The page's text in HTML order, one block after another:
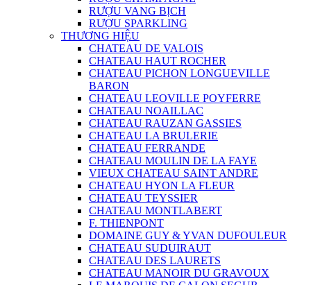
RƯỢU VANG BỊCH
RƯỢU SPARKLING
THƯƠNG HIỆU
CHATEAU DE VALOIS
CHATEAU HAUT ROCHER
CHATEAU PICHON LONGUEVILLE
BARON
CHATEAU LEOVILLE POYFERRE
CHATEAU NOAILLAC
CHATEAU RAUZAN GASSIES
CHATEAU LA BRULERIE
CHATEAU FERRANDE
CHATEAU MOULIN DE LA FAYE
VIEUX CHATEAU SAINT ANDRE
CHATEAU HYON LA FLEUR
CHATEAU TEYSSIER
CHATEAU MONTLABERT
F. THIENPONT
DOMAINE GUY & YVAN DUFOULEUR
CHATEAU SUDUIRAUT
CHATEAU DES LAURETS
CHATEAU MANOIR DU GRAVOUX